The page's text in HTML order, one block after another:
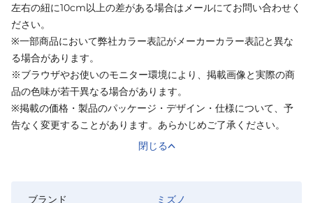
左右の紐に10cm以上の差がある場合はメールにてお問い合わせく
ださい。
※一部商品において弊社カラー表記がメーカーカラー表記と異な
る場合があります。
※ブラウザやお使いのモニター環境により、掲載画像と実際の商
品の色味が若干異なる場合があります。
※掲載の価格・製品のパッケージ・デザイン・仕様について、予
告なく変更することがあります。あらかじめご了承ください。
閉じる
ブランド
ミズノ